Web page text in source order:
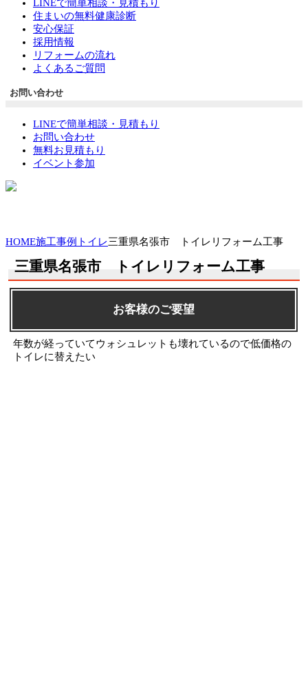
LINEで簡単相談・見積もり
住まいの無料健康診断
安心保証
採用情報
リフォームの流れ
よくあるご質問
お問い合わせ
LINEで簡単相談・見積もり
お問い合わせ
無料お見積もり
イベント参加
HOME施工事例 トイレ三重県名張市 トイレリフォーム工事
三重県名張市 トイレリフォーム工事
お客様のご要望
年数が経っていてウォシュレットも壊れているので低価格の
トイレに替えたい